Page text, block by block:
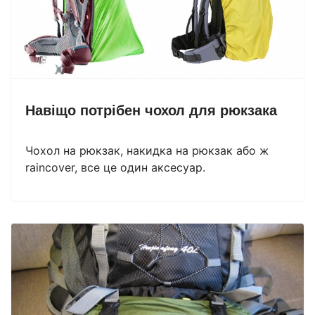
Навіщо потрібен чохол для рюкзака
Чохол на рюкзак, накидка на рюкзак або ж
raincover, все це один аксесуар.